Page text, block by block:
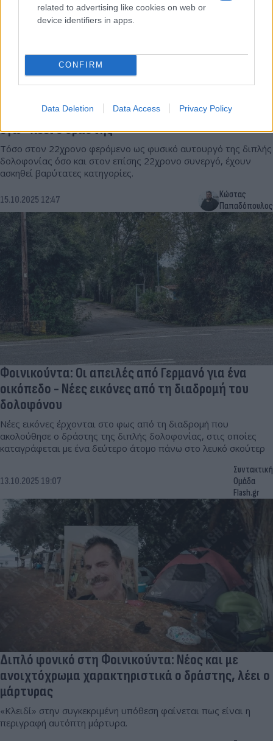
related to advertising like cookies on web or
device identifiers in apps.
CONFIRM
Data Deletion Data Access Privacy Policy
κατάθεση του συνεργού - «Δεν τους σκότωσα
εγώ» λέει ο δράστης
Τόσο στον 22χρονο φερόμενο ως φυσικό αυτουργό της διπλής
δολοφονίας όσο και στον επίσης 22χρονο συνεργό, έχουν
ασκηθεί βαρύτατες κατηγορίες.
15.10.2025 12:47
Κώστας
Παπαδόπουλος
Φοινικούντα: Οι απειλές από Γερμανό για ένα
οικόπεδο - Νέες εικόνες από τη διαδρομή του
δολοφόνου
Νέες εικόνες έρχονται στο φως από τη διαδρομή που
ακολούθησε ο δράστης της διπλής δολοφονίας, στις οποίες
καταγράφεται με ένα δεύτερο άτομο πάνω στο λευκό σκούτερ
13.10.2025 19:07
Συντακτική
Ομάδα
Flash.gr
Διπλό φονικό στη Φοινικούντα: Νέος και με
ανοιχτόχρωμα χαρακτηριστικά ο δράστης, λέει ο
μάρτυρας
«Κλειδί» στην συγκεκριμένη υπόθεση φαίνεται πως είναι η
περιγραφή αυτόπτη μάρτυρα.